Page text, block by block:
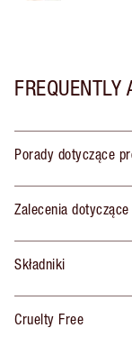
FREQUENTLY
Porady dotyczące
Zalecenia
Składniki
Cruelty Free